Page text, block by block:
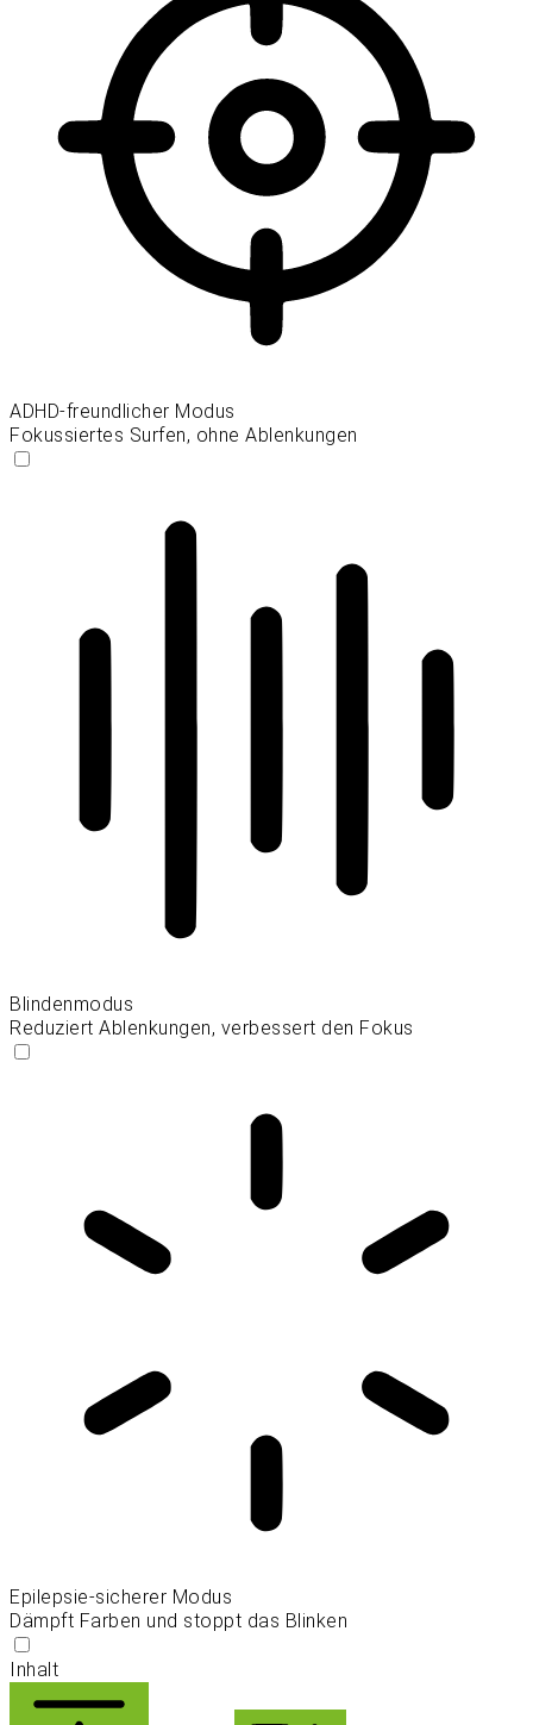
ADHD-freundlicher Modus
Fokussiertes Surfen, ohne Ablenkungen
Blindenmodus
Reduziert Ablenkungen, verbessert den Fokus
Epilepsie-sicherer Modus
Dämpft Farben und stoppt das Blinken
Inhalt